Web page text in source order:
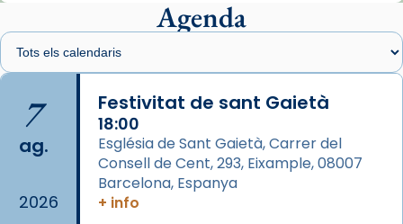
presidit aquest 27 de juliol la missa de Les
Santes de Mataró.
🔗
📸 J. Merino
Photo
View on Facebook · Share
Arquebisbat de Barcelona
Agenda
7
ag.
2026
Festivitat de sant Gaietà
18:00
Església de Sant Gaietà, Carrer del
Consell de Cent, 293, Eixample, 08007
Barcelona, Espanya
+ info